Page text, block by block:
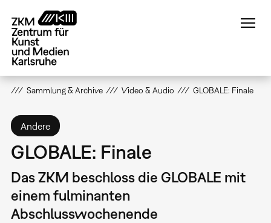
zum
Inhalt
Sammlung & Archive Video & Audio GLOBALE: Finale
Andere
GLOBALE: Finale
Das ZKM beschloss die GLOBALE mit
einem fulminanten
Abschlusswochenende